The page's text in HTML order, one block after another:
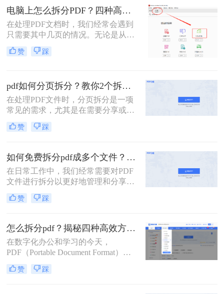
成多个PDF文件的实用方法。
电脑上怎么拆分PDF？四种高效方法详解！
在处理PDF文档时，我们经常会遇到
只需要其中几页的情况。无论是从一
份庞大的报告中提取关键章节，还是
将扫描合并的发票重新分开，“拆分
有页面，不如精准地提取所需部分，
这样既高效又专业。
赞 踩
pdf如何分页拆分？教你2个拆分方法！
在处理PDF文件时，分页拆分是一项
常见的需求，尤其是在需要分享或打
印部分页面时。那么pdf如何分页拆分
呢？本文将介绍两种分页拆分PDF的
分任务。
赞 踩
如何免费拆分pdf成多个文件？这三种方法很好用！
在日常工作中，我们经常需要对PDF
文件进行拆分以更好地管理和分享文
档。对于那些希望免费完成这项任务
的用户来说，有多种选择可以实现这
文件呢？本文将介绍三种无需付费即
可使用的PDF拆分方法。
赞 踩
怎么拆分pdf？揭秘四种高效方法，总有一款适合你！
在数字化办公和学习的今天，
PDF（Portable Document Format）因
其跨平台、格式固定的特性，已成为
我们日常工作中最常用的文件格式之
赞 踩